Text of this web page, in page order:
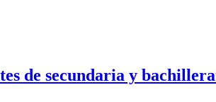
de secundaria y